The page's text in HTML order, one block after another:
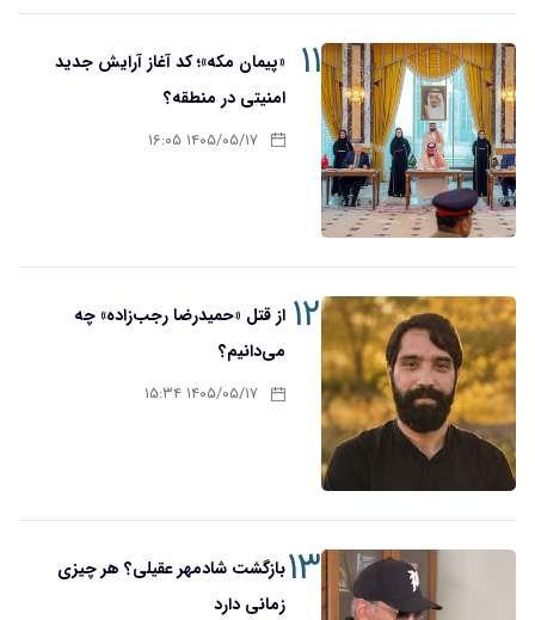
۱۱
«پیمان مکه»؛ کد آغاز آرایش جدید
امنیتی در منطقه؟
۱۴۰۵/۰۵/۱۷ ۱۶:۰۵
۱۲ از قتل «حمیدرضا رجب‌زاده» چه
می‌دانیم؟
۱۴۰۵/۰۵/۱۷ ۱۵:۳۴
۱۳بازگشت شادمهر عقیلی؟ هر چیزی
زمانی دارد